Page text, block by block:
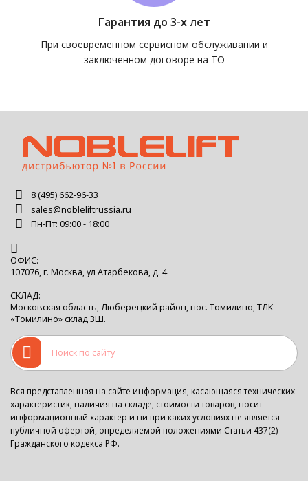
Гарантия до 3-х лет
При своевременном сервисном обслуживании и
заключенном договоре на ТО
8 (495) 662-96-33
sales@nobleliftrussia.ru
Пн-Пт: 09:00 - 18:00
ОФИС:
107076, г. Москва, ул Атарбекова, д. 4
СКЛАД:
Московская область, Люберецкий район, пос. Томилино, ТЛК
«Томилино» склад 3Ш.
Вся представленная на сайте информация, касающаяся технических
характеристик, наличия на складе, стоимости товаров, носит
информационный характер и ни при каких условиях не является
публичной офертой, определяемой положениями Статьи 437(2)
Гражданского кодекса РФ.